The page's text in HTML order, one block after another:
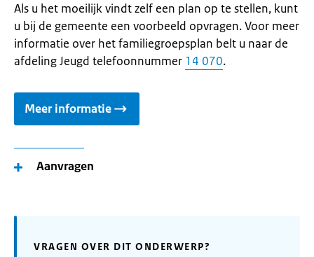
Als u het moeilijk vindt zelf een plan op te stellen, kunt
u bij de gemeente een voorbeeld opvragen. Voor meer
informatie over het familiegroepsplan belt u naar de
afdeling Jeugd telefoonnummer 14 070.
Meer informatie
Aanvragen
VRAGEN OVER DIT ONDERWERP?